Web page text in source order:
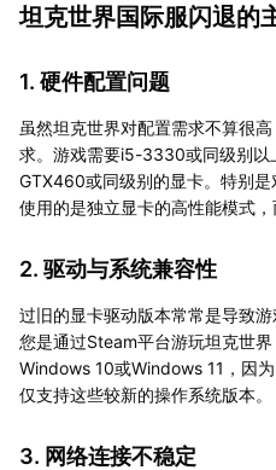
坦克世界国际服闪退的
1. 硬件配置问题
虽然坦克世界对配置需求不算很
求。游戏需要i5-3330或同级别以
GTX460或同级别的显卡。特别
使用的是独立显卡的高性能模式，
2. 驱动与系统兼容性
过旧的显卡驱动版本常常是导致
您是通过Steam平台游玩坦克世
Windows 10或Windows 11，因
仅支持这些较新的操作系统版本。
3. 网络连接不稳定